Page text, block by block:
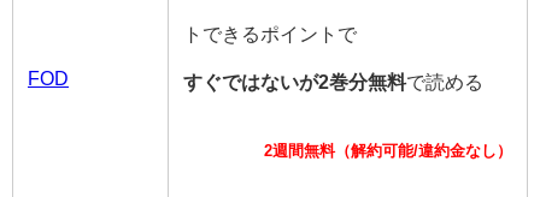
FOD
トできるポイントで
すぐではないが2巻分無料で読める
2週間無料（解約可能/違約金なし）